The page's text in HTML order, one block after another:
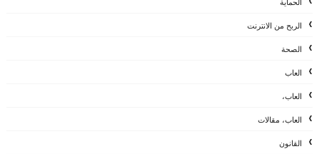
الحماية
الربح من الانترنت
الصحة
العاب
العاب،
العاب، مقالات
القانون